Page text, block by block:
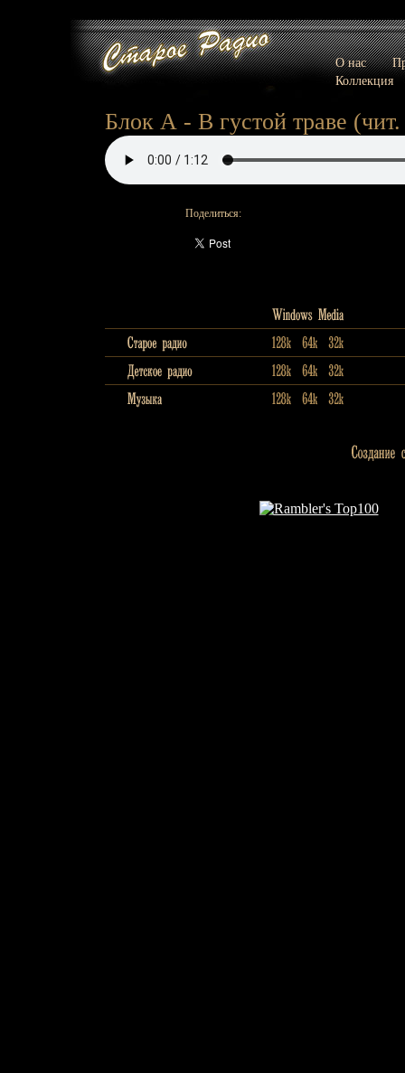
О нас
Коллекция
Блок А - В густой траве
Поделиться: